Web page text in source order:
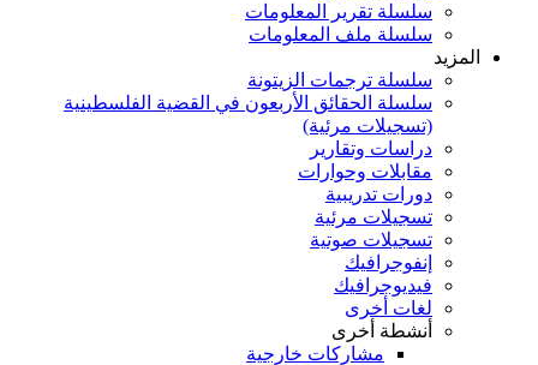
سلسلة تقرير المعلومات
سلسلة ملف المعلومات
المزيد
سلسلة ترجمات الزيتونة
سلسلة الحقائق الأربعون في القضية الفلسطينية
(تسجيلات مرئية)
دراسات وتقارير
مقابلات وحوارات
دورات تدريبية
تسجيلات مرئية
تسجيلات صوتية
إنفوجرافيك
فيديوجرافيك
لغات أخرى
أنشطة أخرى
مشاركات خارجية